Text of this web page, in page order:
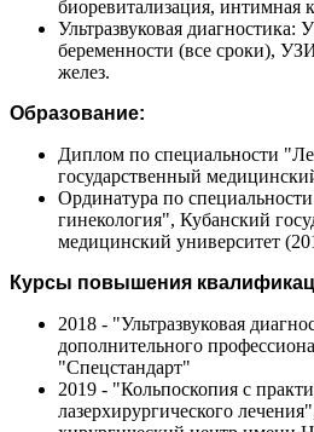
биоревитализация, интимная
Ультразвуковая
беременности (все сроки),
желез.
Образование:
Диплом по специальности
государственный
Ординатура по
гинекология", Кубанский
медицинский университет
Курсы повышения
2018 - "Ультразвуковая
дополнительного
"Спецстандарт"
2019 - "Кольпоскопия с
лазерхирургического